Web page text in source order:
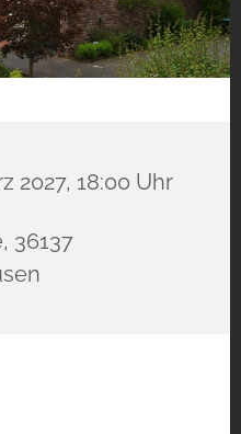
2027, 18:00 Uhr
36137